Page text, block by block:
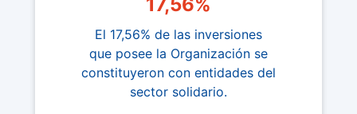
El 17,56% de las inversiones
que posee la Organización se
constituyeron con entidades del
sector solidario.